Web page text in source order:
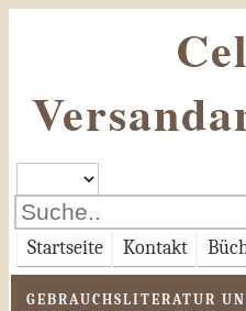
Startseite Kontakt
GEBRAUCHSLITERATUR